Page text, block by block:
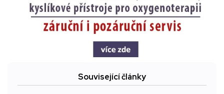
Související články